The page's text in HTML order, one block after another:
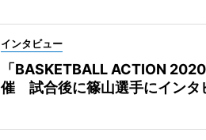
インタビュー
「BASKETBALL ACTION
催 試合後に篠山選手にインタ